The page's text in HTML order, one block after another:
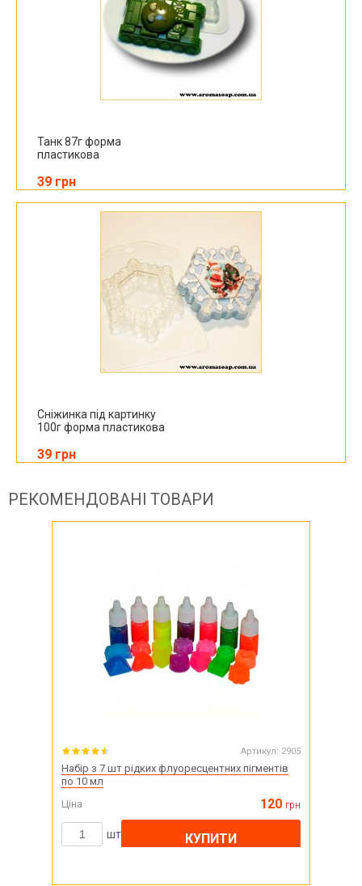
Танк 87г форма
пластикова
39 грн
Сніжинка під картинку
100г форма пластикова
39 грн
РЕКОМЕНДОВАНІ ТОВАРИ
Артикул: 2905
Набір з 7 шт рідких флуоресцентних пігментів
по 10 мл
Ціна
120 грн
шт КУПИТИ